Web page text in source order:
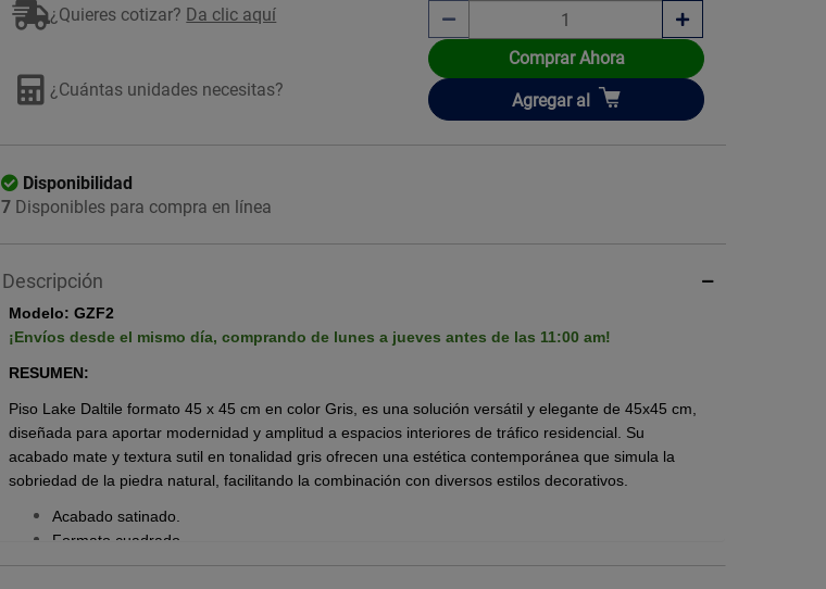
¿Quieres cotizar? Da clic aquí
¿Cuántas unidades necesitas?
Comprar Ahora
Añadir
Agregar al
Disponibilidad
7 Disponibles para compra en línea
Descripción
Modelo: GZF2
¡Envíos desde el mismo día, comprando de lunes a jueves antes de las 11:00 am!
RESUMEN:
Piso Lake Daltile formato 45 x 45 cm en color Gris, es una solución versátil y elegante de 45x45 cm,
diseñada para aportar modernidad y amplitud a espacios interiores de tráfico residencial. Su
acabado mate y textura sutil en tonalidad gris ofrecen una estética contemporánea que simula la
sobriedad de la piedra natural, facilitando la combinación con diversos estilos decorativos.
Acabado satinado.
Formato cuadrado.
Fácil de combinar.